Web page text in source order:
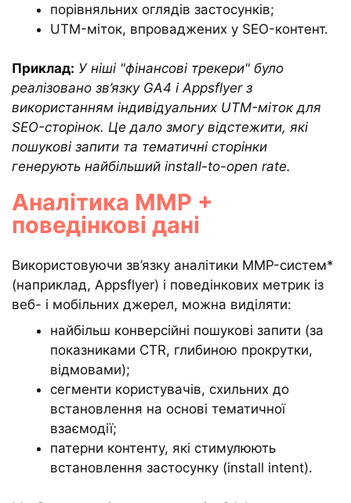
порівняльних оглядів застосунків;
UTM-міток, впроваджених у SEO-контент.
Приклад: У ніші "фінансові трекери" було
реалізовано зв’язку GA4 і Appsflyer з
використанням індивідуальних UTM-міток для
SEO-сторінок. Це дало змогу відстежити, які
пошукові запити та тематичні сторінки
генерують найбільший install-to-open rate.
Аналітика MMP +
поведінкові дані
Використовуючи зв’язку аналітики MMP-систем*
(наприклад, Appsflyer) і поведінкових метрик із
веб- і мобільних джерел, можна виділяти:
найбільш конверсійні пошукові запити (за
показниками CTR, глибиною прокрутки,
відмовами);
сегменти користувачів, схильних до
встановлення на основі тематичної
взаємодії;
патерни контенту, які стимулюють
встановлення застосунку (install intent).